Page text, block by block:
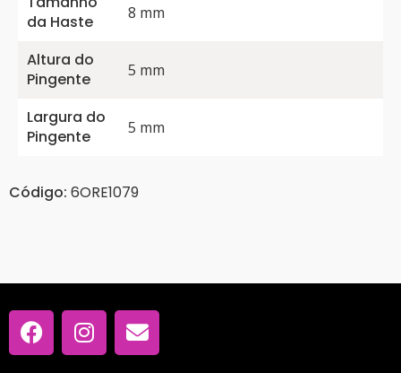
da Haste
8 mm
Altura do
Pingente
5 mm
Largura do
Pingente
5 mm
Código: 6ORE1079